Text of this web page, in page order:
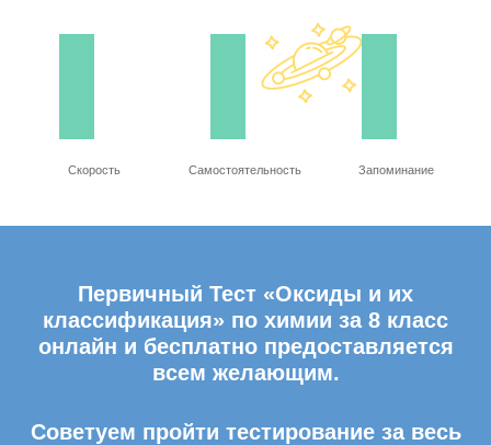
Скорость Самостоятельность Запоминание
Первичный Тест «Оксиды и их
классификация» по химии за 8 класс
онлайн и бесплатно предоставляется
всем желающим.
Советуем пройти тестирование за весь